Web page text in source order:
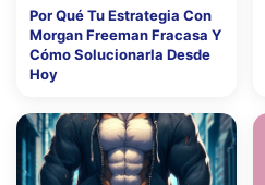
Por Qué Tu Estrategia Con
Morgan Freeman Fracasa Y
Cómo Solucionarla Desde
Hoy